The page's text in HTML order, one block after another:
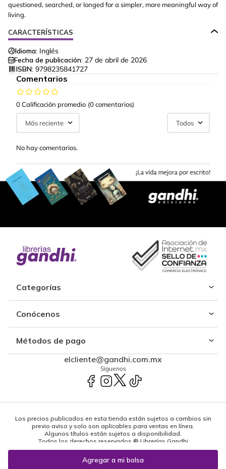
questioned, searched, or longed for a simpler, more meaningful way of
living.
CARACTERÍSTICAS
Idioma: Inglés
Fecha de publicación: 27 de abril de 2026
ISBN: 9798235841727
Comentarios
0 Calificación promedio (0 comentarios)
Más reciente Todos
No hay comentarios.
Categorías
Conócenos
Métodos de pago
elcliente@gandhi.com.mx
Síguenos
Los precios publicados en esta tienda están sujetos a cambios sin
previo aviso y solo son aplicables para ventas en línea.
Algunos títulos están sujetos a disponibilidad.
Todos los derechos reservados ® Librerías Gandhi